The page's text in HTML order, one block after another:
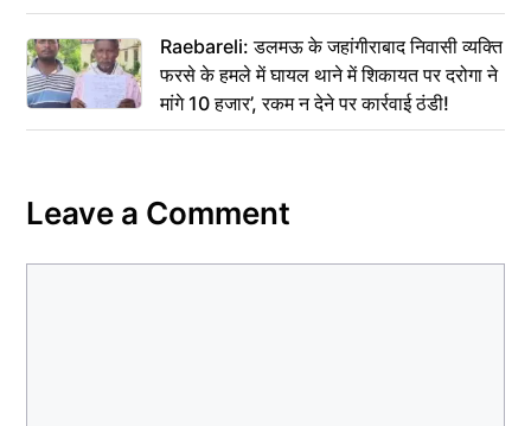
Raebareli: डलमऊ के जहांगीराबाद निवासी व्यक्ति
फरसे के हमले में घायल थाने में शिकायत पर दरोगा ने
मांगे 10 हजार’, रकम न देने पर कार्रवाई ठंडी!
Leave a Comment